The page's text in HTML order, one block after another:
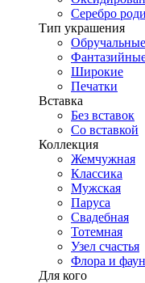
Серебро
Тип украшения
Обручальные
Широкие
Печатки
Вставка
Без вставок
Со вставкой
Коллекция
Жемчужная
Классика
Мужская
Паруса
Свадебная
Тотемная
Узел счастья
Флора и
Для кого